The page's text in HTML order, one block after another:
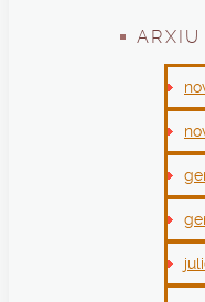
ARXIU